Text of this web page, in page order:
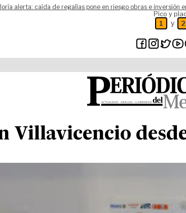
alerta: caída de regalías pone en riesgo obras e inversión
Pico y
1 y 2
Villavicencio